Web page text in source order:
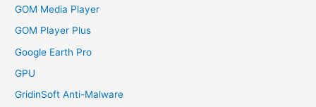
GOM Media Player
GOM Player Plus
Google Earth Pro
GPU
GridinSoft Anti-Malware